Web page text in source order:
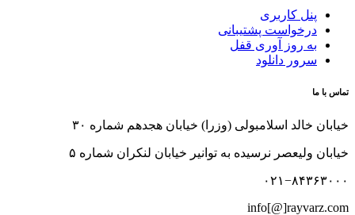
پنل کاربری
درخواست پشتیبانی
به روز آوری قفل
سرور دانلود
تماس با ما
خیابان خالد اسلامبولی (وزرا) خیابان هجدهم شماره ۳۰
خیابان ولیعصر نرسیده به توانیر خیابان لنکران شماره ۵
۰۲۱−۸۴۳۶۳۰۰۰
info[@]rayvarz.com